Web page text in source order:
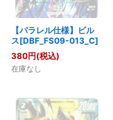
【パラレル仕様】ビル
ス[DBF_FS09-013_C]
380円(税込)
在庫なし